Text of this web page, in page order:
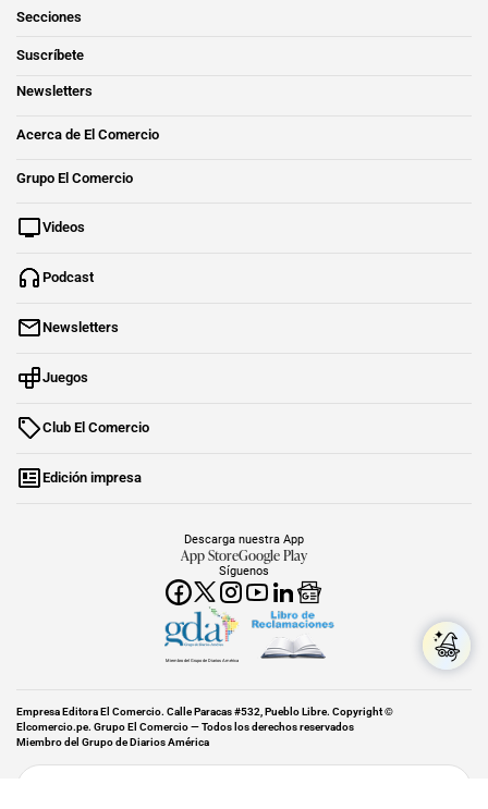
Secciones
Suscríbete
Newsletters
Acerca de El Comercio
Grupo El Comercio
Videos
Podcast
Newsletters
Juegos
Club El Comercio
Edición impresa
Síguenos
Descarga nuestra App
App StoreGoogle Play
Miembro del Grupo de Diarios América
Empresa Editora El Comercio. Calle Paracas #532, Pueblo Libre. Copyright ©
Elcomercio.pe. Grupo El Comercio — Todos los derechos reservados
Miembro del Grupo de Diarios América